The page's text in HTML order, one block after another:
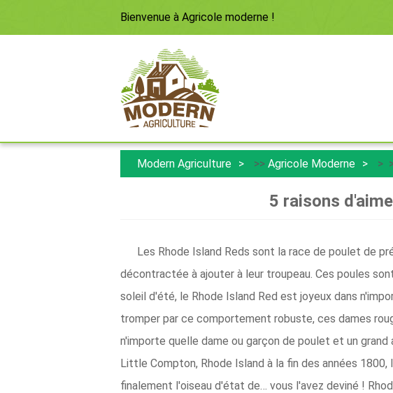
Bienvenue à Agricole moderne !
Modern Agriculture >> Agricole Moderne >
5 raisons
Les Rhode Island Reds sont la race de poulet de
décontractée à ajouter à leur troupeau. Ces poules
soleil d'été, le Rhode Island Red est joyeux dans
tromper par ce comportement robuste, ces dames
n'importe quelle dame ou garçon de poulet et un
Little Compton, Rhode Island à la fin des années
finalement l'oiseau d'état de… vous l'avez deviné !